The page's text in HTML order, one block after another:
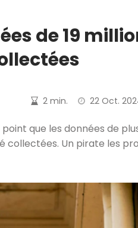
de 19
2 min. 22 Oct.
que les données de
collectées. Un pirate les